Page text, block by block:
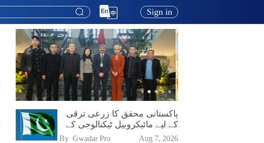
Sign in
پاکستانی محقق کا زرعی ترقی
کے لیے مائیکروبیل ٹیکنالوجی کے
فروغ پر زور
By Gwadar Pro Aug 7, 2026